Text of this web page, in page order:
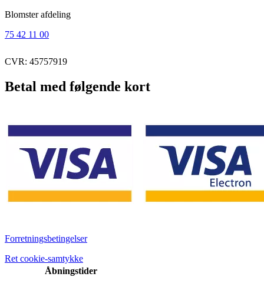
Blomster afdeling
75 42 11 00
CVR: 45757919
Betal med følgende kort
Forretningsbetingelser
Ret cookie-samtykke
Åbningstider